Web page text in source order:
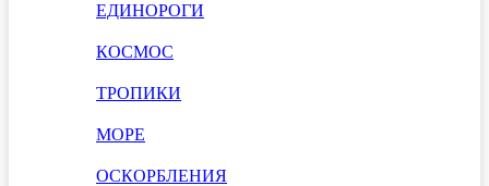
ЕДИНОРОГИ
КОСМОС
ТРОПИКИ
МОРЕ
ОСКОРБЛЕНИЯ